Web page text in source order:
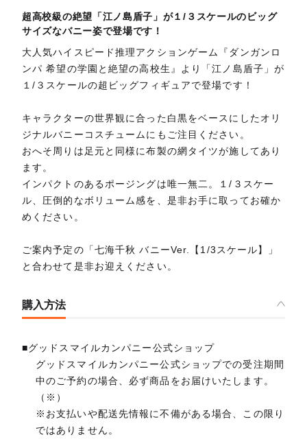
超高校級の絶望「江ノ島盾子」が１/３スケールのビッグ
サイズなバニー姿で登場です！
大人気ハイスピード推理アクションゲーム『ダンガンロ
ンパ 希望の学園と絶望の高校生』より「江ノ島盾子」が
１/３スケールの超ビッグフィギュアで登場です！
キャラクターの世界観に合った白黒をベースにしたオリ
ジナルバニーコスチュームにもご注目ください。
おへそ周りは足元と同様に布製の網タイツが施してあり
ます。
インパクトのあるポージングは唯一無二。１/３スケー
ル、圧倒的なボリューム感を、是非お手に取ってお確か
めください。
ご案内予定の「七海千秋 バニーVer.【1/3スケール】」
と合わせて是非お迎えください。
購入方法
■グッドスマイルカンパニー公式ショップ
グッドスマイルカンパニー公式ショップでの受注期間
中のご予約の場合、必ず商品をお届けいたします。
（※）
※お支払いや配送先情報に不備がある場合、この限り
ではありません。